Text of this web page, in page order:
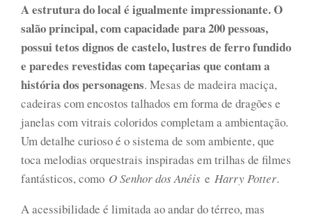
A estrutura do local é igualmente impressionante. O
salão principal, com capacidade para 200 pessoas,
possui tetos dignos de castelo, lustres de ferro fundido
e paredes revestidas com tapeçarias que contam a
história dos personagens. Mesas de madeira maciça,
cadeiras com encostos talhados em forma de dragões e
janelas com vitrais coloridos completam a ambientação.
Um detalhe curioso é o sistema de som ambiente, que
toca melodias orquestrais inspiradas em trilhas de filmes
fantásticos, como O Senhor dos Anéis e Harry Potter.
A acessibilidade é limitada ao andar do térreo, mas